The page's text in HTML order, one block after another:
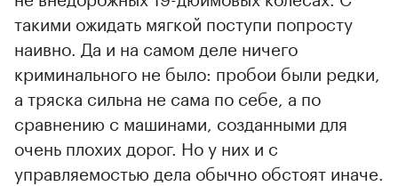
такими ожидать мягкой поступи попросту
наивно. Да и на самом деле ничего
криминального не было: пробои были редки,
а тряска сильна не сама по себе, а по
сравнению с машинами, созданными для
очень плохих дорог. Но у них и с
управляемостью дела обычно обстоят иначе.